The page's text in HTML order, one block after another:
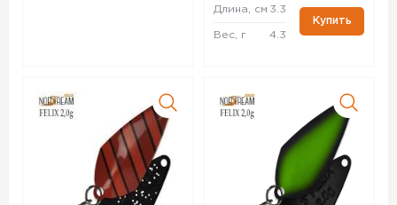
Длина, см 3.3
Вес, г 4.3
Купить